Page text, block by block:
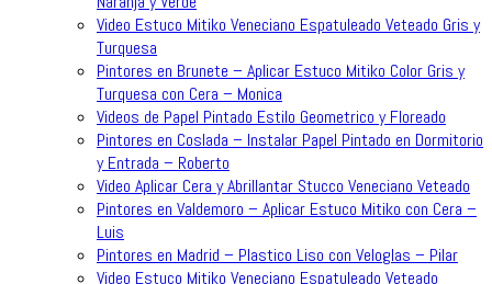
Video Estuco Mitiko Veneciano Espatuleado Veteado Gris y
Turquesa
Pintores en Brunete – Aplicar Estuco Mitiko Color Gris y
Turquesa con Cera – Monica
Videos de Papel Pintado Estilo Geometrico y Floreado
Pintores en Coslada – Instalar Papel Pintado en Dormitorio
y Entrada – Roberto
Video Aplicar Cera y Abrillantar Stucco Veneciano Veteado
Pintores en Valdemoro – Aplicar Estuco Mitiko con Cera –
Luis
Pintores en Madrid – Plastico Liso con Veloglas – Pilar
Video Estuco Mitiko Veneciano Espatuleado Veteado